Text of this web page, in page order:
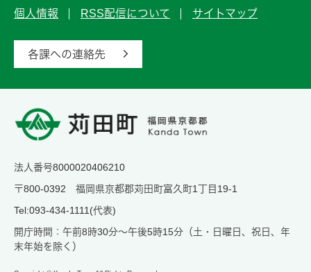
個人情報 RSS配信について サイトマップ
各課への連絡先
法人番号8000020406210
〒800-0392 福岡県京都郡苅田町富久町1丁目19-1
Tel:093-434-1111(代表)
開庁時間：午前8時30分～午後5時15分（土・日曜日、祝日、年
末年始を除く）